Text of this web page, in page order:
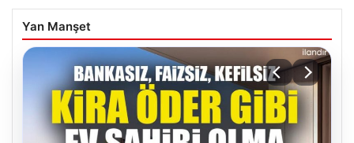
Yan Manşet